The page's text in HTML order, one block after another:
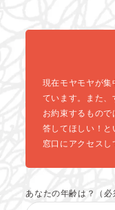
現在モヤモヤが集
ています。また、
お約束するもの
答してほしい！と
窓口にアクセスし
あなたの年齢は？（必